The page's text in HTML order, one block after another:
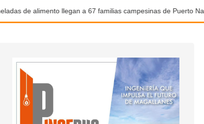
✕
de alimento llegan a 67 familias campesinas de Puerto